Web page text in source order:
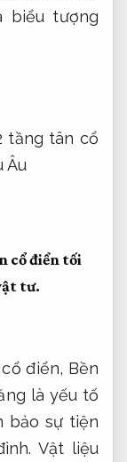
biểu tượng
cổ điển tối
tư.
điển, Bền
là yếu tố
bảo sự tiện
Vật liệu